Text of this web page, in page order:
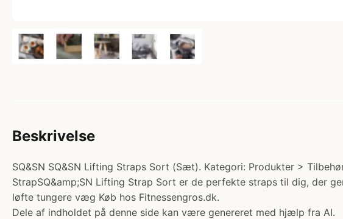
Beskrivelse
SQ&SN SQ&SN Lifting Straps Sort (Sæt). Kategori: Produkter >
StrapSQ&amp;SN Lifting Strap Sort er de perfekte straps til dig, der
løfte tungere væg Køb hos Fitnessengros.dk.
Dele af indholdet på denne side kan være genereret med hjælp fra AI.